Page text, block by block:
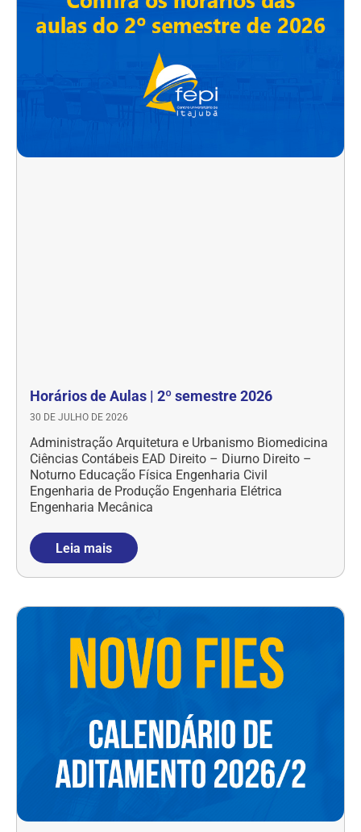
Horários de Aulas | 2º semestre 2026
30 DE JULHO DE 2026
Administração Arquitetura e Urbanismo Biomedicina
Ciências Contábeis EAD Direito – Diurno Direito –
Noturno Educação Física Engenharia Civil
Engenharia de Produção Engenharia Elétrica
Engenharia Mecânica
Leia mais